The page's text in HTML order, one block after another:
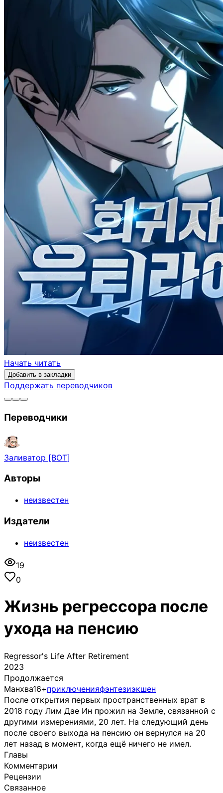
Начать читать
Добавить в закладки
Поддержать переводчиков
Переводчики
Заливатор [BOT]
Авторы
неизвестен
Издатели
неизвестен
19
0
Жизнь регрессора после
ухода на пенсию
Regressor's Life After Retirement
2023
Продолжается
Манхва16+приключенияфэнтезиэкшен
После открытия первых пространственных врат в
2018 году Лим Дае Ин прожил на Земле, связанной с
другими измерениями, 20 лет. На следующий день
после своего выхода на пенсию он вернулся на 20
лет назад в момент, когда ещё ничего не имел.
Главы
Комментарии
Рецензии
Связанное